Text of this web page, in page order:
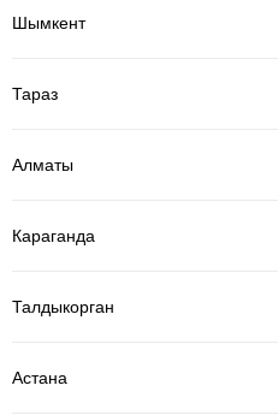
Шымкент
Тараз
Алматы
Караганда
Талдыкорган
Астана